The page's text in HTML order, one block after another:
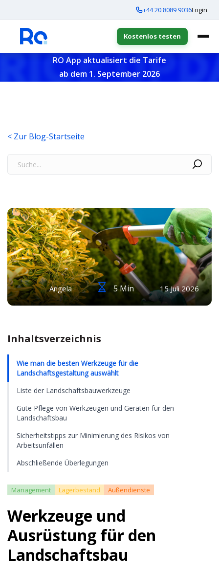
+44 20 8089 9036Login
Kostenlos testen
RO App aktualisiert die Tarife
ab dem 1. September 2026
< Zur Blog-Startseite
Angela 5 Min 15 Juli 2026
Inhaltsverzeichnis
Wie man die besten Werkzeuge für die
Landschaftsgestaltung auswählt
Liste der Landschaftsbauwerkzeuge
Gute Pflege von Werkzeugen und Geräten für den
Landschaftsbau
Sicherheitstipps zur Minimierung des Risikos von
Arbeitsunfällen
Abschließende Überlegungen
Management Lagerbestand Außendienste
Werkzeuge und
Ausrüstung für den
Landschaftsbau